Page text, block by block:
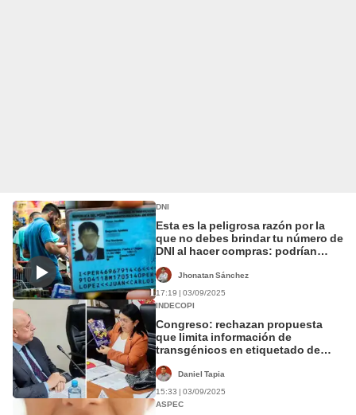
DNI
Esta es la peligrosa razón por la
que no debes brindar tu número de
DNI al hacer compras: podrían
Jhonatan Sánchez
17:19 | 03/09/2025
INDECOPI
Congreso: rechazan propuesta
que limita información de
transgénicos en etiquetado de
Daniel Tapia
15:33 | 03/09/2025
ASPEC